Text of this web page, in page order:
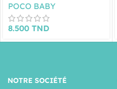
POCO BABY
8.500 TND
NOTRE SOCIÉTÉ